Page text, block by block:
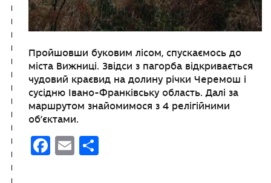
Пройшовши буковим лісом, спускаємось до
міста Вижниці. Звідси з пагорба відкривається
чудовий краєвид на долину річки Черемош і
сусідню Івано-Франківську область. Далі за
маршрутом знайомимося з 4 релігійними
об’єктами.
Facebook
Email